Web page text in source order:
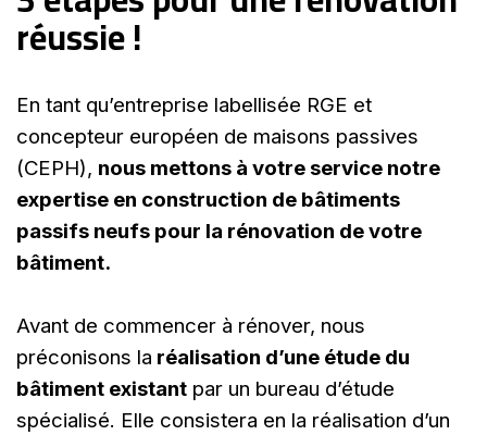
réussie !
En tant qu’entreprise labellisée RGE et
concepteur européen de maisons passives
(CEPH), nous mettons à votre service notre
expertise en construction de bâtiments
passifs neufs pour la rénovation de votre
bâtiment.
Avant de commencer à rénover, nous
préconisons la réalisation d’une étude du
bâtiment existant par un bureau d’étude
spécialisé. Elle consistera en la réalisation d’un